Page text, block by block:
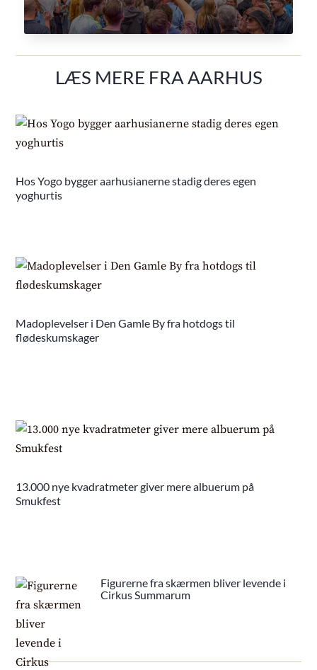
LÆS MERE FRA AARHUS
Hos Yogo bygger aarhusianerne stadig deres egen
yoghurtis
Madoplevelser i Den Gamle By fra hotdogs til
flødeskumskager
13.000 nye kvadratmeter giver mere albuerum på
Smukfest
Figurerne fra skærmen bliver levende i
Cirkus Summarum